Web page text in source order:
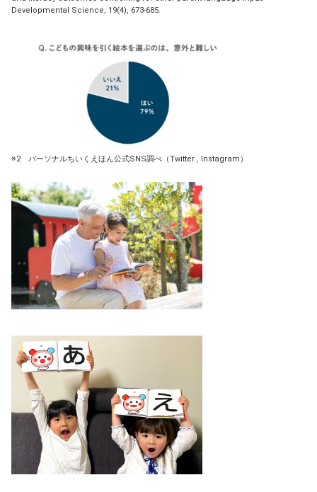
Developmental Science, 19(4), 673-685.
※2 パーソナルちいくえほん公式SNS調べ（Twitter , Instagram）